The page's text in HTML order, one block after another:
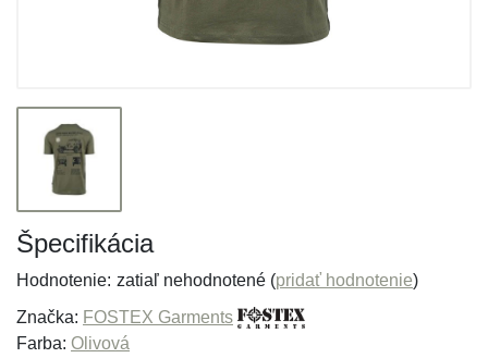
Špecifikácia
Hodnotenie: zatiaľ nehodnotené (pridať hodnotenie)
Značka: FOSTEX Garments
Farba: Olivová